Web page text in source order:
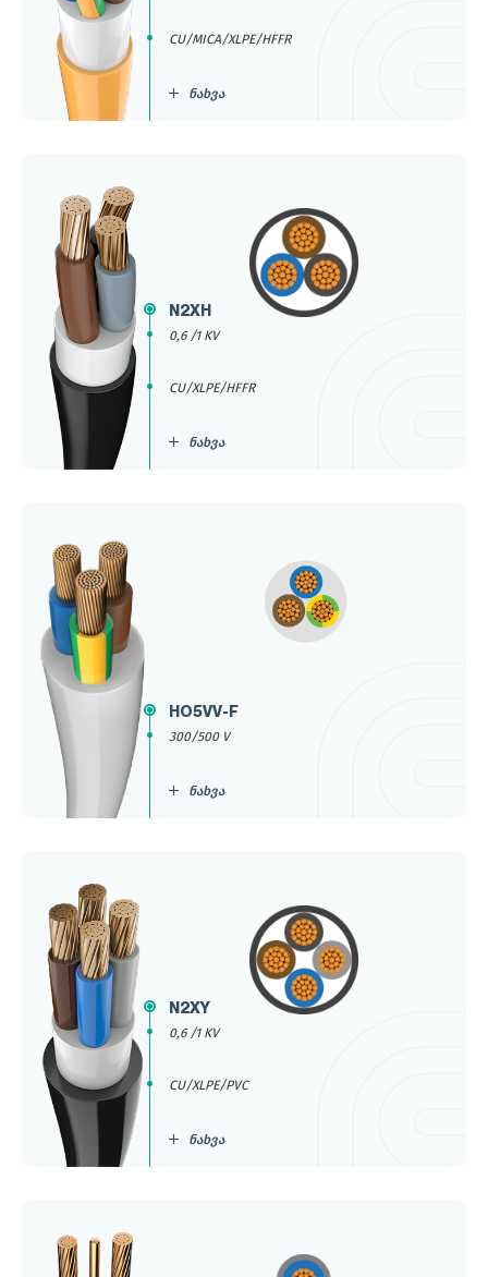
CU/MICA/XLPE/HFFR
ნახვა
N2XH
0,6 /1 KV
CU/XLPE/HFFR
ნახვა
HO5VV-F
300/500 V
ნახვა
N2XY
0,6 /1 KV
CU/XLPE/PVC
ნახვა